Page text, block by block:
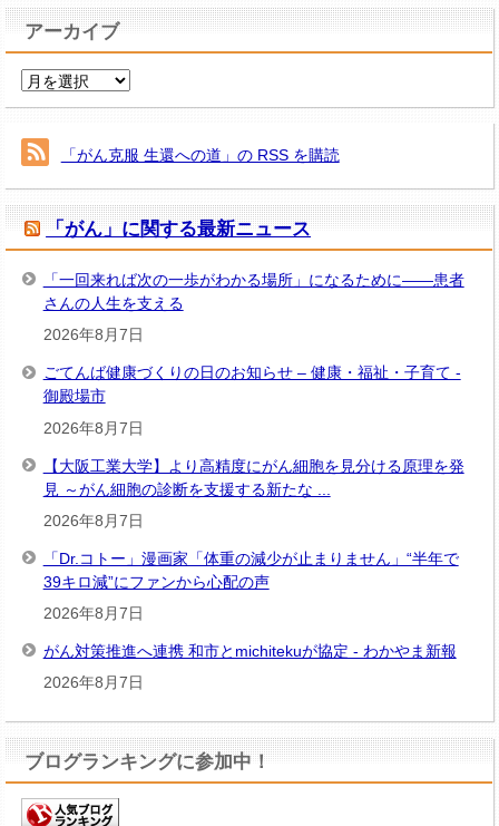
ゴ
リ
ー
アーカイブ
ア
イ
ブ
「がん克服 生還への道」の RSS を購読
「がん」に関する最新ニュース
「一回来れば次の一歩がわかる場所」になるために――患者
さんの人生を支える
2026年8月7日
ごてんば健康づくりの日のお知らせ – 健康・福祉・子育て -
御殿場市
2026年8月7日
【大阪工業大学】より高精度にがん細胞を見分ける原理を発
見 ～がん細胞の診断を支援する新たな ...
2026年8月7日
「Dr.コトー」漫画家「体重の減少が止まりません」“半年で
39キロ減”にファンから心配の声
2026年8月7日
がん対策推進へ連携 和市とmichitekuが協定 - わかやま新報
2026年8月7日
ブログランキングに参加中！